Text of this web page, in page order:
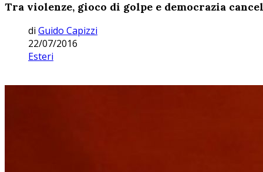
Tra violenze, gioco di golpe e democrazia
di Guido Capizzi
22/07/2016
Esteri